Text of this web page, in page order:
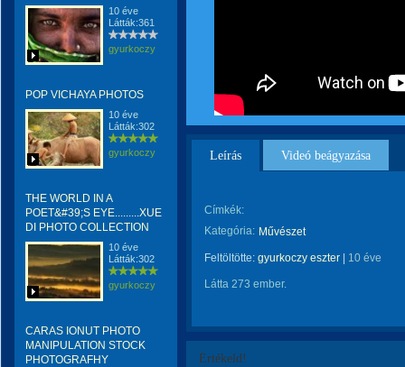
10 éve
Látták:361
gyurkoczy
POP VICHAYA PHOTOS
10 éve
Látták:302
gyurkoczy
THE WORLD IN A
POET&#39;S EYE.........XUE
DI PHOTO COLLECTION
10 éve
Látták:302
gyurkoczy
CARAS IONUT PHOTO
MANIPULATION STOCK
PHOTOGRAFHY
Leírás Videó beágyazása
Címkék:
Kategória: Művészet
Feltöltötte: gyurkoczy eszter 10 éve
Látta 273 ember.
Értékeld!